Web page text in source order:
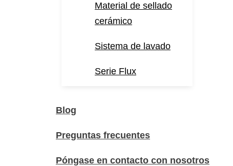
Material de sellado
cerámico
Sistema de lavado
Serie Flux
Blog
Preguntas frecuentes
Póngase en contacto con nosotros